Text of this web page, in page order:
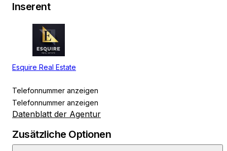
Inserent
Esquire Real Estate
Telefonnummer anzeigen
Telefonnummer anzeigen
Datenblatt der Agentur
Zusätzliche Optionen